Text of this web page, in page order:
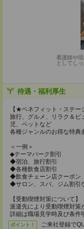
看護師や
としてし
待遇・福利厚生
【★ベネフィット・ステー
旅行、グルメ、リラク＆ビ
児、ペットなど
各種ジャンルのお得な特典
＜一例＞
◆テーマパーク割引
◆宿泊、旅行割引
◆各種飲食店割引
◆飲食チェーン店クーポン
◆サロン、スパ、ジム割引
【受動喫煙対策について】
派遣先により受動喫煙対策
詳細は職場見学時及び条件
ポイント！
ご来社登録で